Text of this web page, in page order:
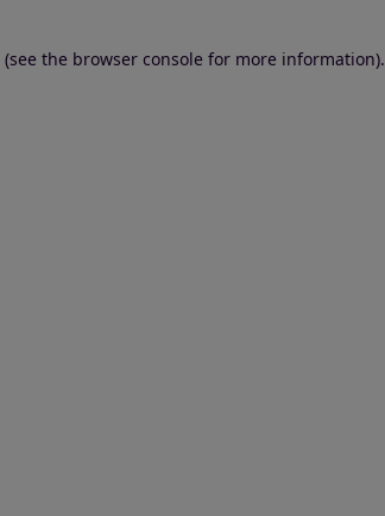
(see the browser console for more information).